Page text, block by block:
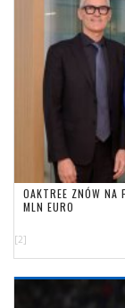
OAKTREE ZNÓW NA
MLN EURO
[2]